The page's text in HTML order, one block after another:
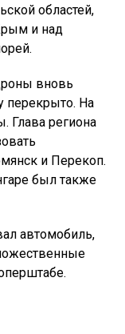
областей,
и над
вновь
перекрыто. На
Глава региона
и Перекоп.
был также
автомобиль,